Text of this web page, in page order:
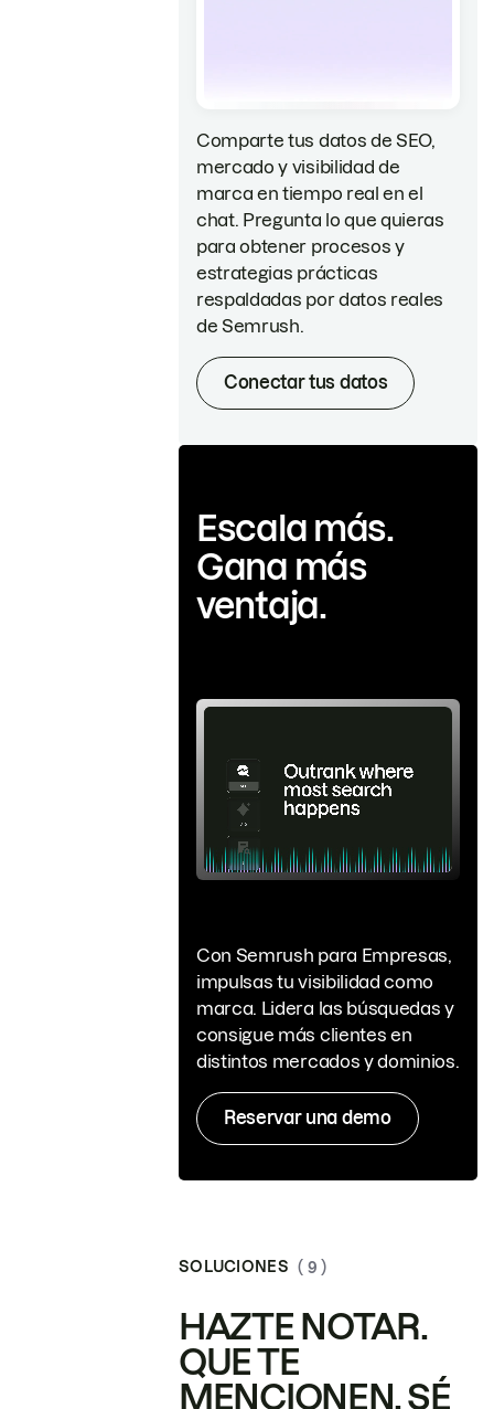
Comparte tus datos de SEO,
mercado y visibilidad de
marca en tiempo real en el
chat. Pregunta lo que quieras
para obtener procesos y
estrategias prácticas
respaldadas por datos reales
de Semrush.
Conectar tus datos
Escala más.
Gana más
ventaja.
Con Semrush para Empresas,
impulsas tu visibilidad como
marca. Lidera las búsquedas y
consigue más clientes en
distintos mercados y dominios.
Reservar una demo
SOLUCIONES ( 9 )
HAZTE NOTAR.
QUE TE
MENCIONEN. SÉ